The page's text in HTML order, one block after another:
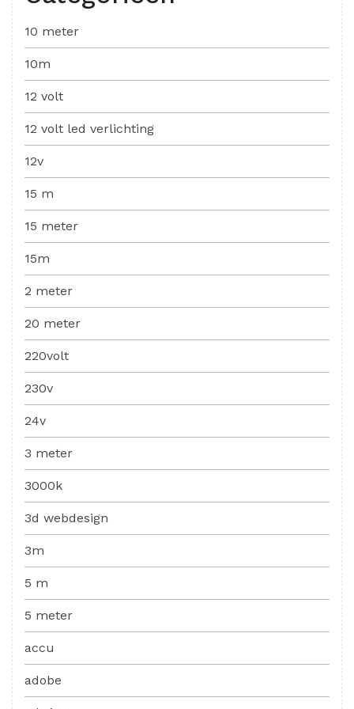
10 meter
10m
12 volt
12 volt led verlichting
12v
15 m
15 meter
15m
2 meter
20 meter
220volt
230v
24v
3 meter
3000k
3d webdesign
3m
5 m
5 meter
accu
adobe